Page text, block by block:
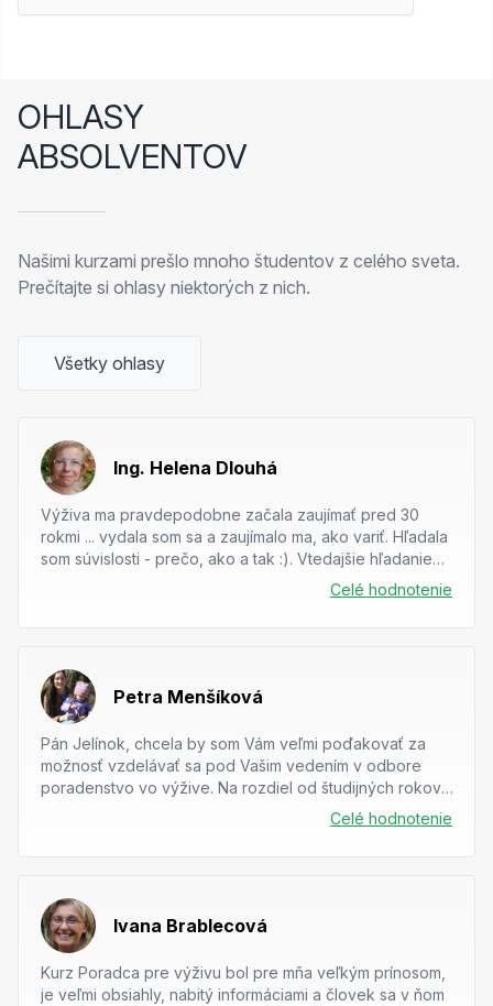
OHLASY
ABSOLVENTOV
Našimi kurzami prešlo mnoho študentov z celého sveta.
Prečítajte si ohlasy niektorých z nich.
Všetky ohlasy
Ing. Helena Dlouhá
Výživa ma pravdepodobne začala zaujímať pred 30
rokmi ... vydala som sa a zaujímalo ma, ako variť. Hľadala
som súvislosti - prečo, ako a tak :). Vtedajšie hľadanie
Celé hodnotenie
Petra Menšíková
Pán Jelínok, chcela by som Vám veľmi poďakovať za
možnosť vzdelávať sa pod Vašim vedením v odbore
poradenstvo vo výžive. Na rozdiel od študijných rokov,
Celé hodnotenie
Ivana Brablecová
Kurz Poradca pre výživu bol pre mňa veľkým prínosom,
je veľmi obsiahly, nabitý informáciami a človek sa v ňom